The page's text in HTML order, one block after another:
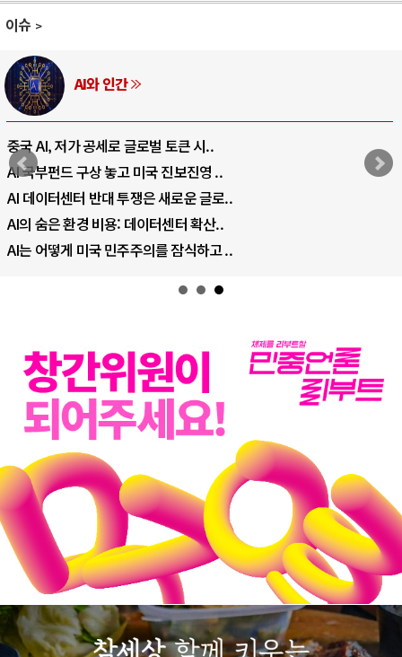
이슈
AI와 인간
중국 AI, 저가 공세로 글로벌 토큰 시..
AI 국부펀드 구상 놓고 미국 진보진영 ..
AI 데이터센터 반대 투쟁은 새로운 글로..
AI의 숨은 환경 비용: 데이터센터 확산..
AI는 어떻게 미국 민주주의를 잠식하고 ..